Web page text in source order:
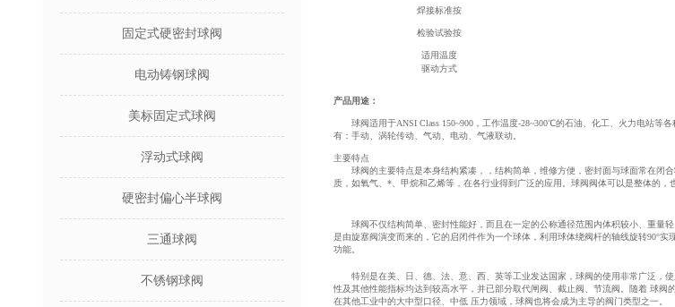
固定式硬密封球阀
电动铸钢球阀
美标固定式球阀
浮动式球阀
硬密封偏心半球阀
三通球阀
不锈钢球阀
焊接标准按
检验试验按
适用温度
驱动方式
产品用途 ：
球阀适用于ANSI Class 150~900，工作温度-28~300℃的石油、化工、火力电站等
有：手动、涡轮传动、气动、电动、气液联动。
主要特点
球阀的主要特点是本身结构紧凑，，结构简单，维修方便，密封面与球面常在闭
质，如氧气、*、甲烷和乙烯等，在各行业得到广泛的应用。球阀阀体可以是整体的，
球阀不仅结构简单、密封性能好，而且在一定的公称通径范围内体积较小、重量轻
是由旋塞阀演变而来的，它的启闭件作为一个球体，利用球体绕阀杆的轴线旋转90°
功能。
特别是在美、日、德、法、意、西、英等工业发达国家，球阀的使用非常广泛，
性及其他性能指标均达到较高水平，并已部分取代闸阀、截止阀、节流阀。随着 球
在其他工业中的大中型口径、中低 压力领域，球阀也将会成为主导的阀门类型之一。